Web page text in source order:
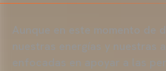
Aunque en este momento de
nuestras energías y nuestras